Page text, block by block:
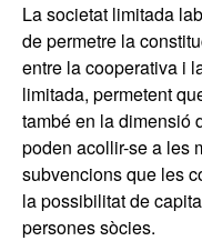
La societat limitada
de permetre la
entre la cooperativa i
limitada, permetent
també en la dimensió
poden acollir-se a les
subvencions que les
la possibilitat de
persones sòcies.